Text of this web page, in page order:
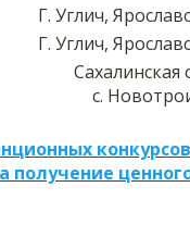
Г. Углич,
Г. Углич,
Сахалинская
с.
получение